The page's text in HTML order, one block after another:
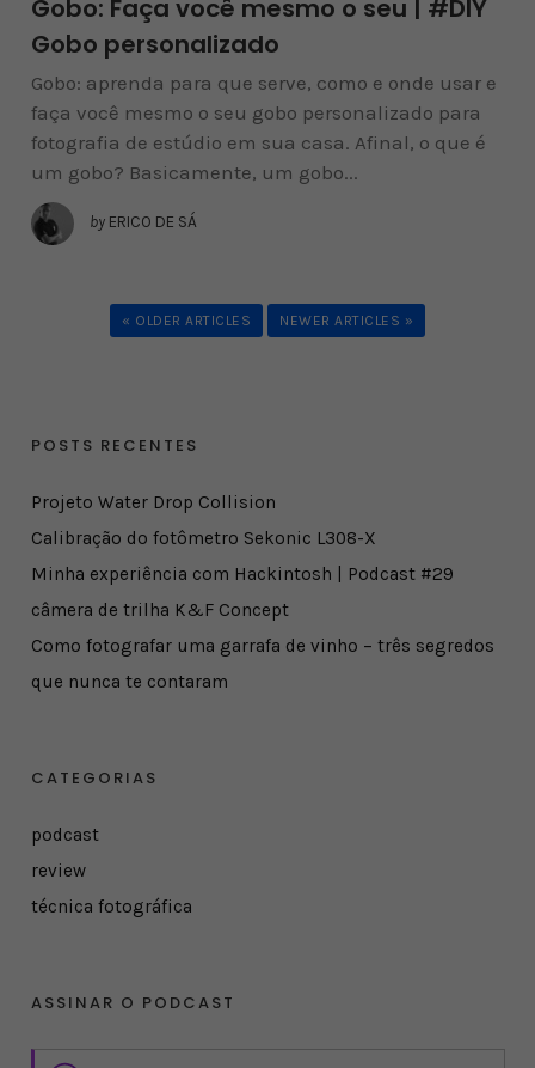
POSTS RECENTES
Projeto Water Drop Collision
Calibração do fotômetro Sekonic L308-X
Minha experiência com Hackintosh | Podcast #29
câmera de trilha K&F Concept
Como fotografar uma garrafa de vinho – três segredos
que nunca te contaram
CATEGORIAS
podcast
review
técnica fotográfica
ASSINAR O PODCAST
Gobo: Faça você mesmo o seu | #DIY
Gobo personalizado
Gobo: aprenda para que serve, como e onde usar e
faça você mesmo o seu gobo personalizado para
fotografia de estúdio em sua casa. Afinal, o que é
um gobo? Basicamente, um gobo...
by ERICO DE SÁ
« OLDER ARTICLES NEWER ARTICLES »